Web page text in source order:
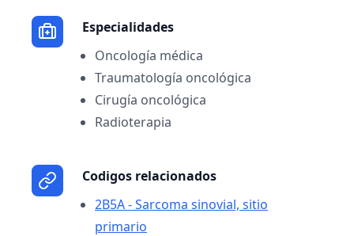
Especialidades
Oncología médica
Traumatología oncológica
Cirugía oncológica
Radioterapia
Codigos relacionados
2B5A - Sarcoma sinovial, sitio
primario